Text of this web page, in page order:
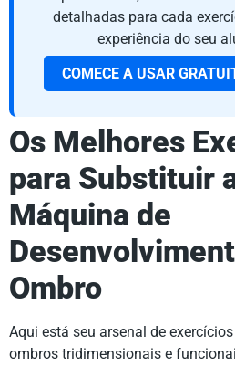
detalhadas para cada
experiência do seu
COMECE A USAR
Os Melhores
para Substituir
Máquina de
Ombro
Aqui está seu arsenal de
ombros tridimensionais e